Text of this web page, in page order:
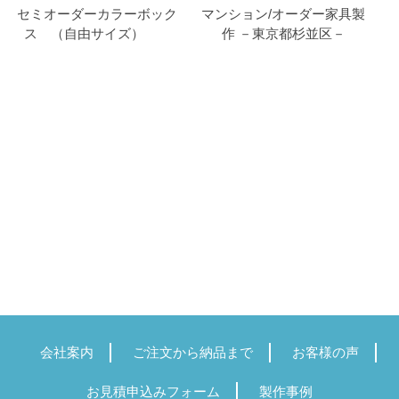
セミオーダーカラーボック
ス （自由サイズ）
マンション/オーダー家具製
作 －東京都杉並区－
会社案内 ご注文から納品まで お客様の声
お見積申込みフォーム 製作事例